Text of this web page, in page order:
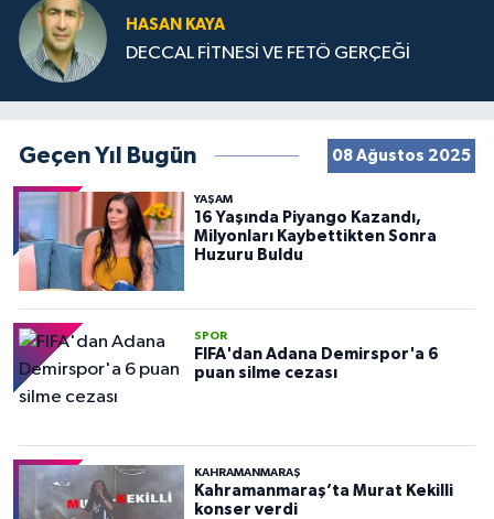
HASAN KAYA
DECCAL FİTNESİ VE FETÖ GERÇEĞİ
Geçen Yıl Bugün 08 Ağustos 2025
YAŞAM
16 Yaşında Piyango Kazandı,
Milyonları Kaybettikten Sonra
Huzuru Buldu
SPOR
FIFA'dan Adana Demirspor'a 6
puan silme cezası
KAHRAMANMARAŞ
Kahramanmaraş’ta Murat Kekilli
konser verdi